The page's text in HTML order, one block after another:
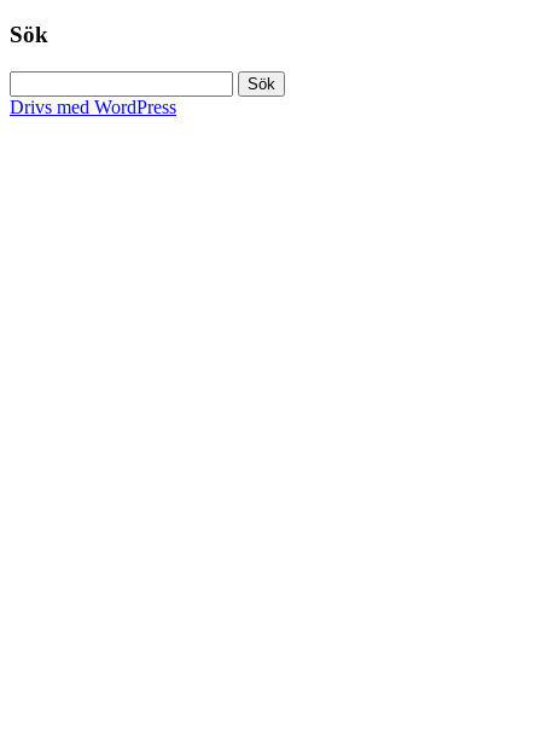
Sök
efter:
Drivs med WordPress